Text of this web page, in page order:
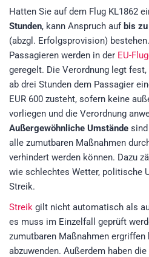
Hatten Sie auf dem Flug KL1862
Stunden, kann Anspruch auf bis
(abzgl. Erfolgsprovision)
Passagieren werden in der EU-
geregelt. Die Verordnung legt
ab drei Stunden dem Passagier
EUR 600 zusteht, sofern keine
vorliegen und die Verordnung
Außergewöhnliche Umstände
alle zumutbaren Maßnahmen
verhindert werden können. Dazu
wie schlechtes Wetter, politische
Streik.
Streik gilt nicht automatisch als
es muss im Einzelfall geprüft
zumutbaren Maßnahmen ergriffen
abzuwenden. Außerdem haben